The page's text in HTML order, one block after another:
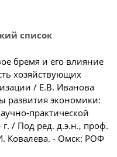
список
бремя и его влияние
хозяйствующих
/ Е.В. Иванова
развития экономики:
практической
/ Под ред. д.э.н., проф.
Ковалева. - Омск: РОФ